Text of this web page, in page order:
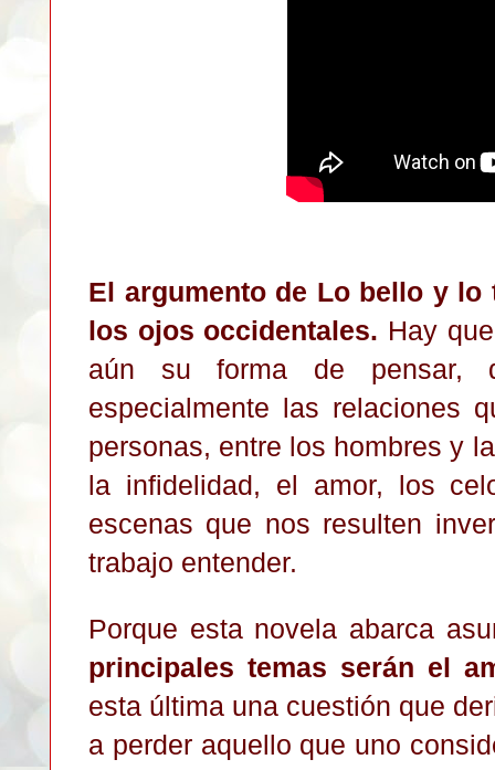
El argumento de Lo bello y
los ojos occidentales. Hay
aún su forma de pensar,
especialmente las relaciones
personas, entre los hombres y
la infidelidad, el amor, los
escenas que nos resulten
trabajo entender.
Porque esta novela abarca
principales temas serán el
esta última una cuestión que
a perder aquello que uno